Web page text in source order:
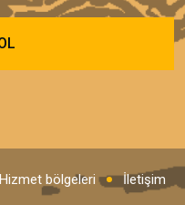
Hizmet bölgeleri
İletişim